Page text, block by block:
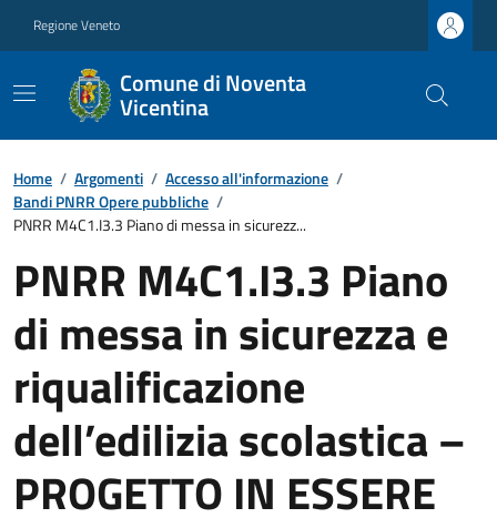
Regione Veneto
Comune di Noventa
Vicentina
Home / Argomenti / Accesso all'informazione /
Bandi PNRR Opere pubbliche /
PNRR M4C1.I3.3 Piano di messa in sicurezz...
PNRR M4C1.I3.3 Piano
di messa in sicurezza e
riqualificazione
dell’edilizia scolastica –
PROGETTO IN ESSERE